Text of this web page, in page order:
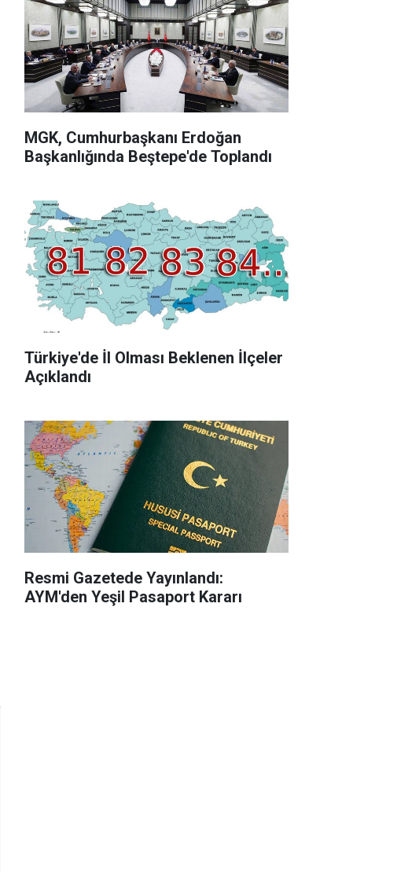
MGK, Cumhurbaşkanı Erdoğan
Başkanlığında Beştepe'de Toplandı
Türkiye'de İl Olması Beklenen İlçeler
Açıklandı
Resmi Gazetede Yayınlandı:
AYM'den Yeşil Pasaport Kararı